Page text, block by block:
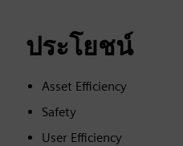
ประโยชน์
Asset Efficiency
Safety
User Efficiency